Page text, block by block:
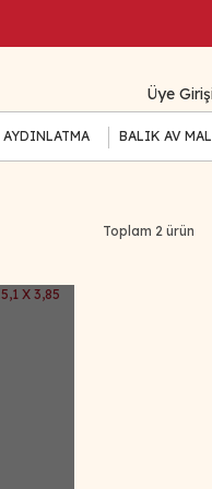
Üye
BALIK AV
Toplam 2 ürün